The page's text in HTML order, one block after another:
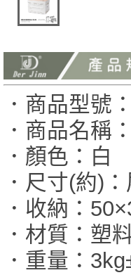
．商品型號
．商品名稱
．顏色：白
．尺寸(約)
．收納：
．材質：塑
．重量：